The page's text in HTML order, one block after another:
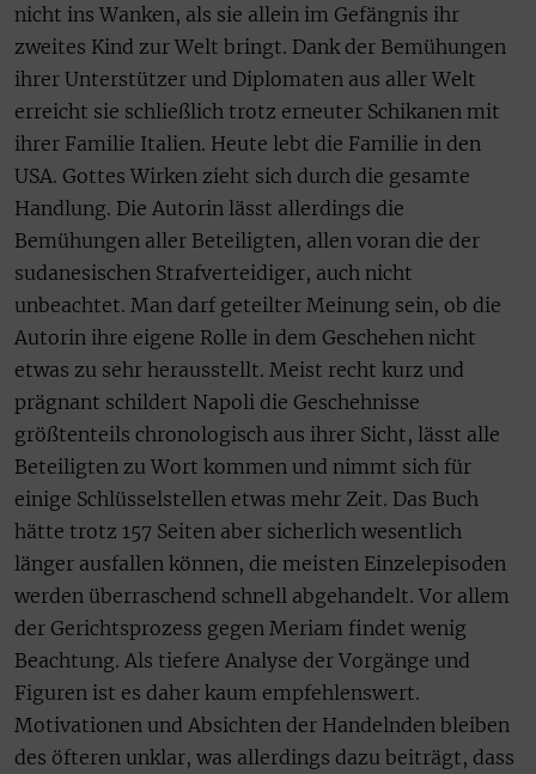
nicht ins Wanken, als sie allein im Gefängnis ihr
zweites Kind zur Welt bringt. Dank der Bemühungen
ihrer Unterstützer und Diplomaten aus aller Welt
erreicht sie schließlich trotz erneuter Schikanen mit
ihrer Familie Italien. Heute lebt die Familie in den
USA. Gottes Wirken zieht sich durch die gesamte
Handlung. Die Autorin lässt allerdings die
Bemühungen aller Beteiligten, allen voran die der
sudanesischen Strafverteidiger, auch nicht
unbeachtet. Man darf geteilter Meinung sein, ob die
Autorin ihre eigene Rolle in dem Geschehen nicht
etwas zu sehr herausstellt. Meist recht kurz und
prägnant schildert Napoli die Geschehnisse
größtenteils chronologisch aus ihrer Sicht, lässt alle
Beteiligten zu Wort kommen und nimmt sich für
einige Schlüsselstellen etwas mehr Zeit. Das Buch
hätte trotz 157 Seiten aber sicherlich wesentlich
länger ausfallen können, die meisten Einzelepisoden
werden überraschend schnell abgehandelt. Vor allem
der Gerichtsprozess gegen Meriam findet wenig
Beachtung. Als tiefere Analyse der Vorgänge und
Figuren ist es daher kaum empfehlenswert.
Motivationen und Absichten der Handelnden bleiben
des öfteren unklar, was allerdings dazu beiträgt, dass